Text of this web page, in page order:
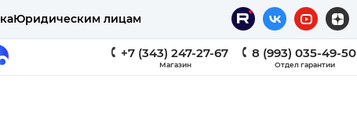
Юридическим лицам
+7 (343) 247-27-67
Магазин
8 (993) 035-49-50
Отдел гарантии